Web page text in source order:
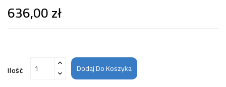
636,00 zł
Ilość Dodaj Do Koszyka